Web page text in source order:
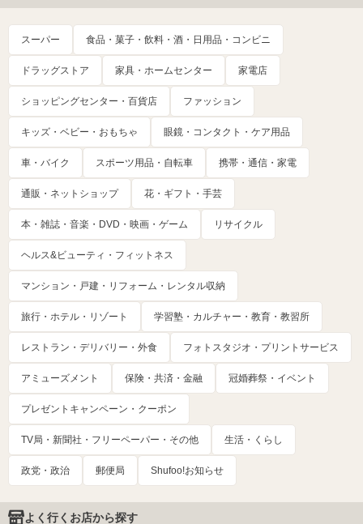
スーパー 食品・菓子・飲料・酒・日用品・コンビニ
ドラッグストア 家具・ホームセンター 家電店
ショッピングセンター・百貨店 ファッション
キッズ・ベビー・おもちゃ 眼鏡・コンタクト・ケア用品
車・バイク スポーツ用品・自転車 携帯・通信・家電
通販・ネットショップ 花・ギフト・手芸
本・雑誌・音楽・DVD・映画・ゲーム リサイクル
ヘルス&ビューティ・フィットネス
マンション・戸建・リフォーム・レンタル収納
旅行・ホテル・リゾート 学習塾・カルチャー・教育・教習所
レストラン・デリバリー・外食 フォトスタジオ・プリントサービス
アミューズメント 保険・共済・金融 冠婚葬祭・イベント
プレゼントキャンペーン・クーポン
TV局・新聞社・フリーペーパー・その他 生活・くらし
政党・政治 郵便局 Shufoo!お知らせ
よく行くお店から探す